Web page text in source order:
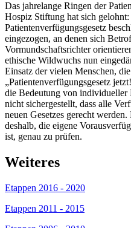
Das jahrelange Ringen der
Hospiz Stiftung hat sich
Patientenverfügungsgesetz
eingezogen, an denen sich
Vormundschaftsrichter
ethische Wildwuchs nun
Einsatz der vielen Menschen,
„Patientenverfügungsgesetz
die Bedeutung von individueller
nicht sichergestellt, dass alle
neuen Gesetzes gerecht
deshalb, die eigene
ist, genau zu prüfen.
Weiteres
Etappen 2016 - 2020
Etappen 2011 - 2015